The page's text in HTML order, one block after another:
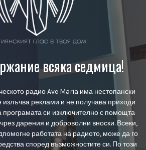
всяка седмица!
радио Ave Maria има нестопански
излъчва реклами и не получава приходи
програмата си изключително с помощта
дарения и доброволни вноски. Всеки,
работата на радиото, може да го
според възможностите си. По този